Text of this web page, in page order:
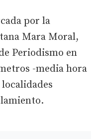
por la
Mara Moral,
Periodismo en
-media hora